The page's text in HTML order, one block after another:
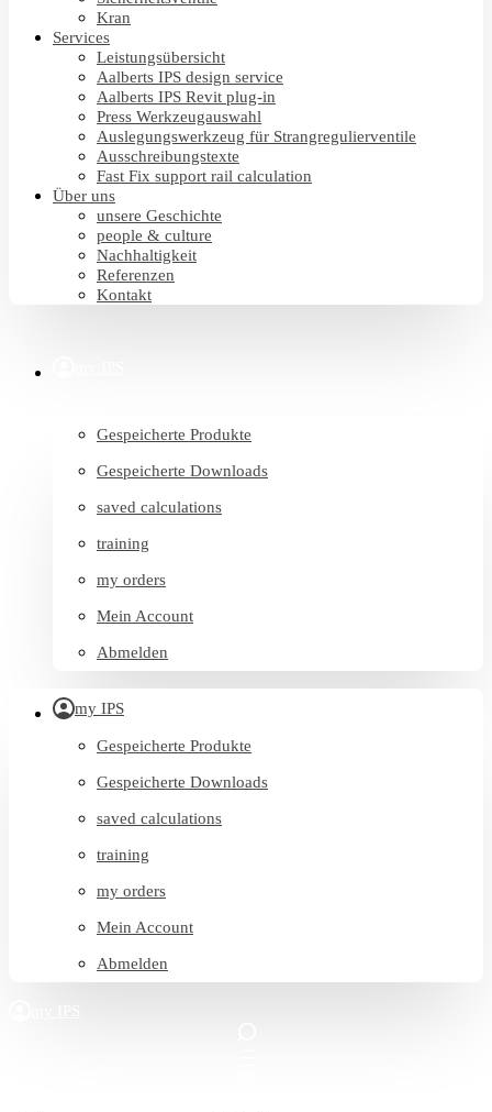
Kran
Services
Leistungsübersicht
Aalberts IPS design service
Aalberts IPS Revit plug-in
Press Werkzeugauswahl
Auslegungswerkzeug für Strangregulierventile
Ausschreibungstexte
Fast Fix support rail calculation
Über uns
unsere Geschichte
people & culture
Nachhaltigkeit
Referenzen
Kontakt
Gespeicherte Produkte
Gespeicherte Downloads
saved calculations
training
my orders
Mein Account
Abmelden
my IPS
Gespeicherte Produkte
Gespeicherte Downloads
saved calculations
training
my orders
Mein Account
Abmelden